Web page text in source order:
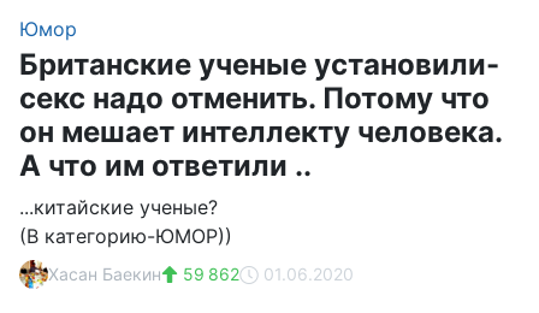
Юмор
Британские ученые установили-
секс надо отменить. Потому что
он мешает интеллекту человека.
А что им ответили ..
...китайские ученые?
(В категорию-ЮМОР))
Хасан Баекин 59 862 01.06.2020